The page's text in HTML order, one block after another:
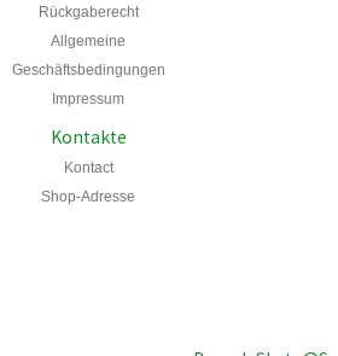
Rückgaberecht
Allgemeine
Geschäftsbedingungen
Impressum
Kontakte
Kontact
Shop-Adresse